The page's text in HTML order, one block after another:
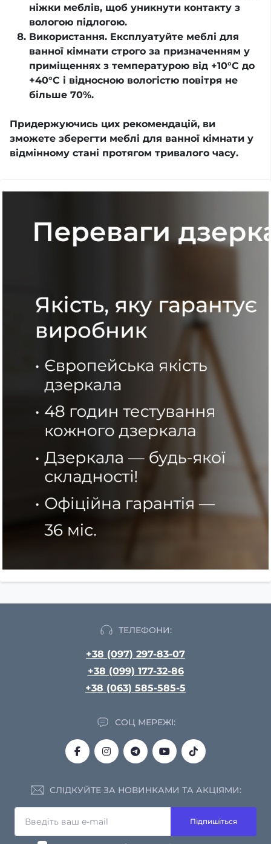
ніжки меблів, щоб уникнути контакту з
вологою підлогою.
Використання. Експлуатуйте меблі для
ванної кімнати строго за призначенням у
приміщеннях з температурою від +10°С до
+40°С і відносною вологістю повітря не
більше 70%.
Придержуючись цих рекомендацій, ви
зможете зберегти меблі для ванної кімнати у
відмінному стані протягом тривалого часу.
ТЕЛЕФОНИ:
+38 (097) 297-83-07
+38 (099) 177-32-86
+38 (063) 585-585-5
СОЦ МЕРЕЖІ:
СЛІДКУЙТЕ ЗА НОВИНКАМИ ТА АКЦІЯМИ:
Підпишіться